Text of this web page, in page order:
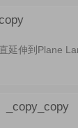
延伸到Plane
_copy_copy